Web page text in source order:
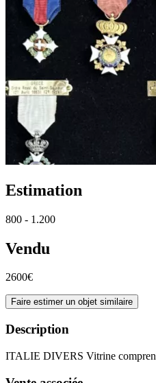
Estimation
800 - 1.200
Vendu
2600€
Faire estimer un objet similaire
Description
ITALIE DIVERS Vitrine